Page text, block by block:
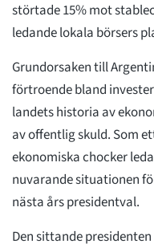
störtade 15% mot
ledande lokala börsers
Grundorsaken till
förtroende bland
landets historia av
av offentlig skuld. Som
ekonomiska chocker
nuvarande situationen
nästa års presidentval.
Den sittande